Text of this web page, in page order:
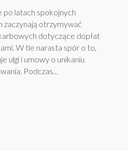
po latach spokojnych
otrzymywać
dotyczące dopłat
W tle narasta spór o to,
ulgi i umowy o unikaniu
Podczas...